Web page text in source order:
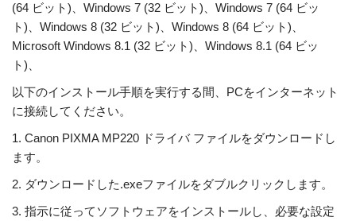
(64 ビット)、Windows 7 (32 ビット)、Windows 7 (64 ビッ
ト)、Windows 8 (32 ビット)、Windows 8 (64 ビット)、
Microsoft Windows 8.1 (32 ビット)、Windows 8.1 (64 ビッ
ト)、
以下のインストール手順を実行する間、PCをインターネット
に接続してください。
1. Canon PIXMA MP220 ドライバ ファイルをダウンロードし
ます。
2. ダウンロードした.exeファイルをダブルクリックします。
3. 指示に従ってソフトウェアをインストールし、必要な設定